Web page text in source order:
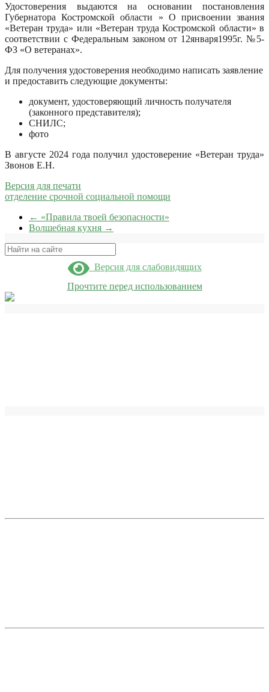
Удостоверения выдаются на основании постановления
Губернатора Костромской области » О присвоении звания
«Ветеран труда» или «Ветеран труда Костромской области» в
соответствии с Федеральным законом от 12января1995г. №5-
ФЗ «О ветеранах».
Для получения удостоверения необходимо написать заявление
и предоставить следующие документы:
документ, удостоверяющий личность получателя
(законного представителя);
СНИЛС;
фото
В августе 2024 года получил удостоверение «Ветеран труда»
Звонов Е.Н.
Версия для печати
отделение срочной социальной помощи
← «Правила твоей безопасности»
Волшебная кухня →
Поиск
Версия для слабовидящих
Прочтите перед использованием